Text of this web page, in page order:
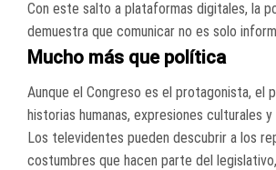
Con este salto a plataformas digitales, la
demuestra que comunicar no es solo
Mucho más que política
Aunque el Congreso es el protagonista, el
historias humanas, expresiones culturales
Los televidentes pueden descubrir a los
costumbres que hacen parte del